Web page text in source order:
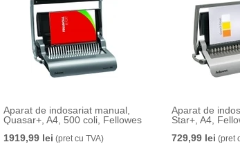
Aparat de indosariat manual,
Quasar+, A4, 500 coli, Fellowes
1919,99 lei (pret cu TVA)
Aparat de
Star+, A4,
729,99 lei (pret